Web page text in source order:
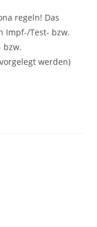
regeln! Das
Impf-/Test- bzw.
bzw.
werden)